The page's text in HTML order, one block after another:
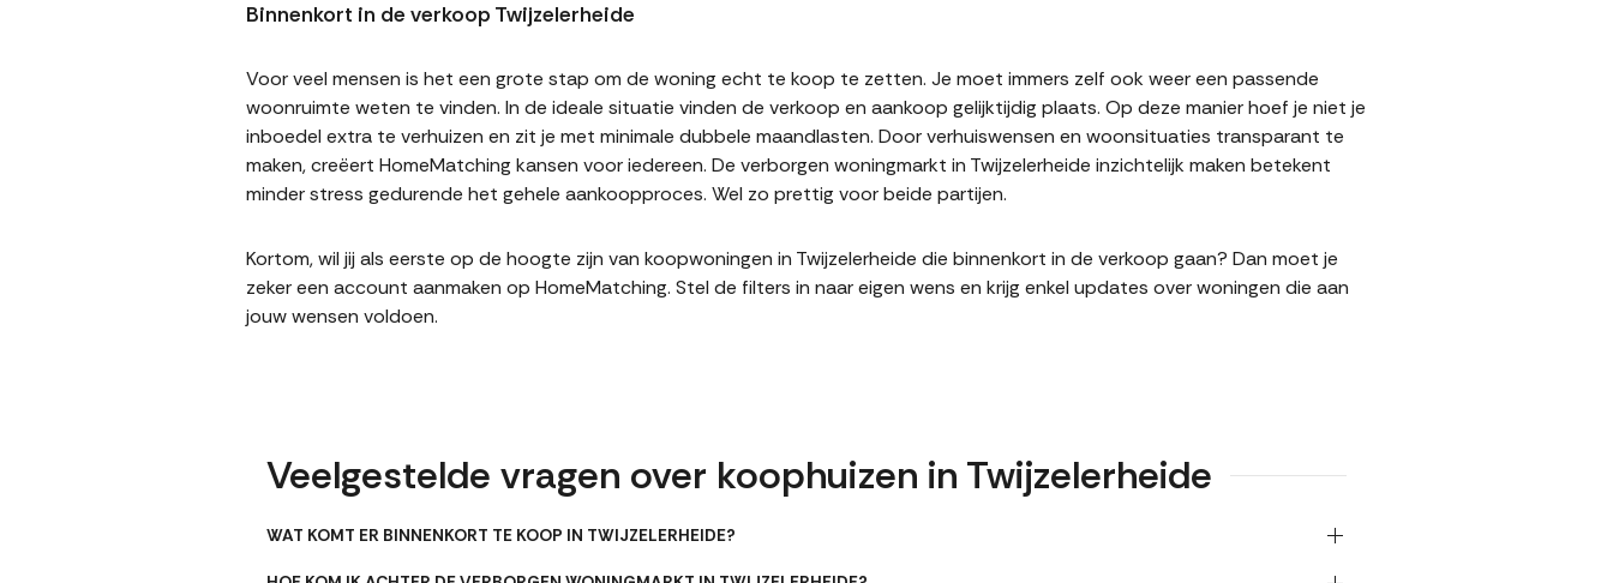
Binnenkort in de verkoop Twijzelerheide
Voor veel mensen is het een grote stap om de woning echt te koop te zetten. Je moet immers zelf ook weer een passende
woonruimte weten te vinden. In de ideale situatie vinden de verkoop en aankoop gelijktijdig plaats. Op deze manier hoef je niet je
inboedel extra te verhuizen en zit je met minimale dubbele maandlasten. Door verhuiswensen en woonsituaties transparant te
maken, creëert HomeMatching kansen voor iedereen. De verborgen woningmarkt in Twijzelerheide inzichtelijk maken betekent
minder stress gedurende het gehele aankoopproces. Wel zo prettig voor beide partijen.
Kortom, wil jij als eerste op de hoogte zijn van koopwoningen in Twijzelerheide die binnenkort in de verkoop gaan? Dan moet je
zeker een account aanmaken op HomeMatching. Stel de filters in naar eigen wens en krijg enkel updates over woningen die aan
jouw wensen voldoen.
Veelgestelde vragen over koophuizen in Twijzelerheide
WAT KOMT ER BINNENKORT TE KOOP IN TWIJZELERHEIDE?